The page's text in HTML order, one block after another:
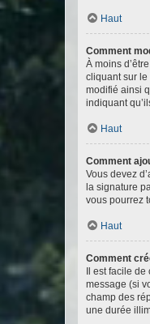
Haut
Comment
À moins
cliquant sur le
modifié ainsi
indiquant
Haut
Comment
Vous devez
la signature
vous pourrez
Haut
Comment
Il est facile
message (si
champ des
une durée